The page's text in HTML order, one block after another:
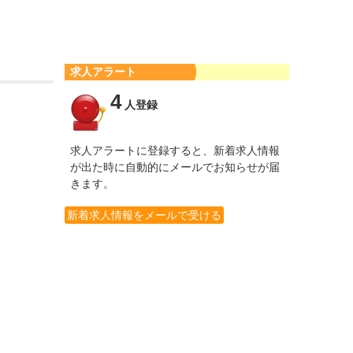
求人アラート
4人登録
求人アラートに登録すると、新着求人情報
が出た時に自動的にメールでお知らせが届
きます。
新着求人情報をメールで受ける